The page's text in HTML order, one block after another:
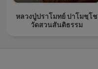
หลวงปู่ปราโมทย์ ปาโมชฺโช
วัดสวนสันติธรรม